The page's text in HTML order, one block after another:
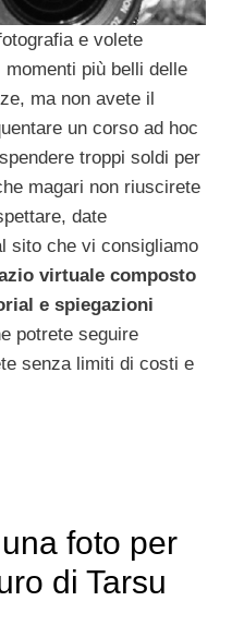
e volete
più belli delle
ma non avete il
un corso ad hoc
troppi soldi per
magari non riuscirete
date
sito che vi consigliamo
virtuale composto
e spiegazioni
potrete seguire
senza limiti di costi e
foto per
di Tarsu